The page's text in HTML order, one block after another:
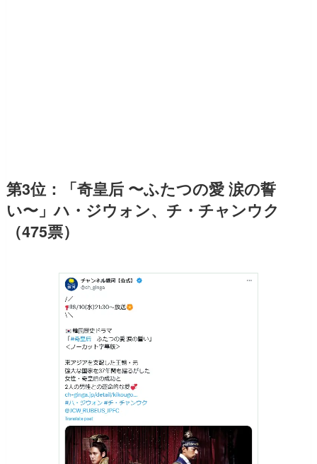
第3位：「奇皇后 〜ふたつの愛 涙の誓
い〜」ハ・ジウォン、チ・チャンウク
（475票）